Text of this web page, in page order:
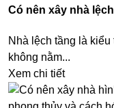
Có nên xây nhà
Nhà lệch tầng là
không nằm...
Xem chi tiết